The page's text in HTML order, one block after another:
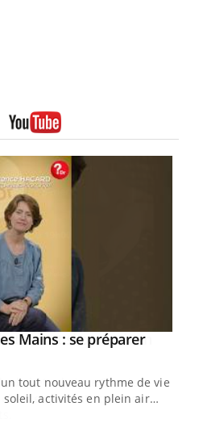
Mains : se préparer
tout nouveau rythme de vie !
soleil, activités en plein air…